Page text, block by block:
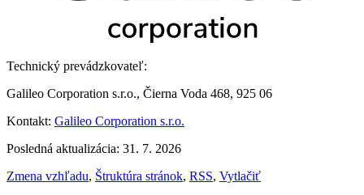
Technický prevádzkovateľ:
Galileo Corporation s.r.o., Čierna Voda 468, 925 06
Kontakt: Galileo Corporation s.r.o.
Posledná aktualizácia: 31. 7. 2026
Zmena vzhľadu, Štruktúra stránok, RSS, Vytlačiť